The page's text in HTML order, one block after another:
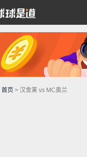
首页 > 汉舍莱 vs MC奥兰